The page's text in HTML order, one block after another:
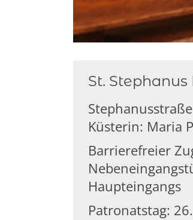
St.
Küsterin: Maria
Barrierefreier
Haupteingangs
Patronatstag: